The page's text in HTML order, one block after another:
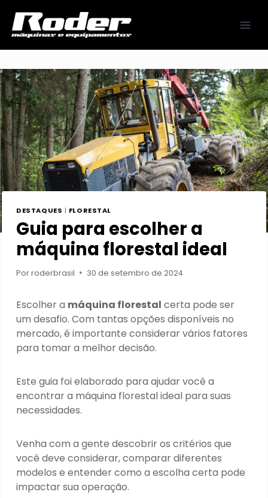
para
Conteúdo
DESTAQUES | FLORESTAL
Guia para escolher a
máquina florestal ideal
Porroderbrasil 30 de setembro de 2024
Escolher a máquina florestal certa pode ser
um desafio. Com tantas opções disponíveis no
mercado, é importante considerar vários fatores
para tomar a melhor decisão.
Este guia foi elaborado para ajudar você a
encontrar a máquina florestal ideal para suas
necessidades.
Venha com a gente descobrir os critérios que
você deve considerar, comparar diferentes
modelos e entender como a escolha certa pode
impactar sua operação.